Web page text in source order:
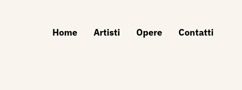
Home Artisti Opere Contatti